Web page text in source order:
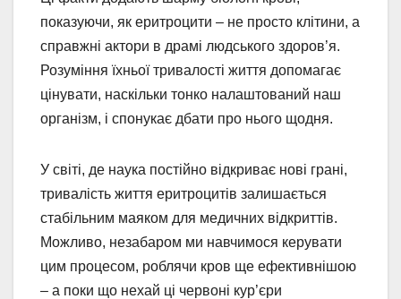
показуючи, як еритроцити – не просто клітини, а
справжні актори в драмі людського здоров’я.
Розуміння їхньої тривалості життя допомагає
цінувати, наскільки тонко налаштований наш
організм, і спонукає дбати про нього щодня.
У світі, де наука постійно відкриває нові грані,
тривалість життя еритроцитів залишається
стабільним маяком для медичних відкриттів.
Можливо, незабаром ми навчимося керувати
цим процесом, роблячи кров ще ефективнішою
– а поки що нехай ці червоні кур’єри